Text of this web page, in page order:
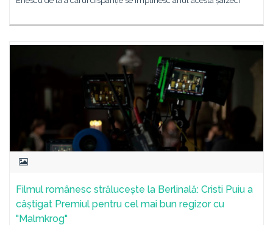
Filmul românesc strălucește la Berlinală: Cristi Puiu a
câștigat Premiul pentru cel mai bun regizor cu
"Malmkrog"